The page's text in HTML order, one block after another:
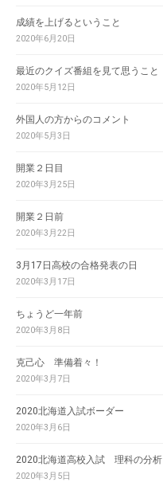
成績を上げるということ
2020年6月20日
最近のクイズ番組を見て思うこと
2020年5月12日
外国人の方からのコメント
2020年5月3日
開業２日目
2020年3月25日
開業２日前
2020年3月22日
3月17日高校の合格発表の日
2020年3月17日
ちょうど一年前
2020年3月8日
克己心 準備着々！
2020年3月7日
2020北海道入試ボーダー
2020年3月6日
2020北海道高校入試 理科の分析
2020年3月5日